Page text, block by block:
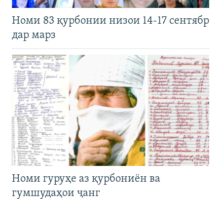
Номи 83 қурбонии низои 14-17 сентябр
дар марз
Номи гуруҳе аз қурбониён ва
гумшудаҳои ҷанг